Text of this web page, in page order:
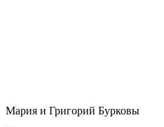
Мария и Григорий Бурковы